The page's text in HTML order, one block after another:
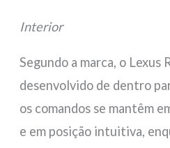
Interior
Segundo a marca, o Lexus
desenvolvido de dentro
os comandos se mantêm
e em posição intuitiva,